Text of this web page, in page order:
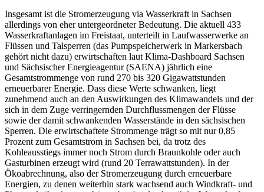
Insgesamt ist die Stromerzeugung via Wasserkraft in Sachsen
allerdings von eher untergeordneter Bedeutung. Die aktuell 433
Wasserkraftanlagen im Freistaat, unterteilt in Laufwasserwerke an
Flüssen und Talsperren (das Pumpspeicherwerk in Markersbach
gehört nicht dazu) erwirtschaften laut Klima-Dashboard Sachsen
und Sächsischer Energieagentur (SAENA) jährlich eine
Gesamtstrommenge von rund 270 bis 320 Gigawattstunden
erneuerbarer Energie. Dass diese Werte schwanken, liegt
zunehmend auch an den Auswirkungen des Klimawandels und der
sich in dem Zuge verringernden Durchflussmengen der Flüsse
sowie der damit schwankenden Wasserstände in den sächsischen
Sperren. Die erwirtschaftete Strommenge trägt so mit nur 0,85
Prozent zum Gesamtstrom in Sachsen bei, da trotz des
Kohleausstiegs immer noch Strom durch Braunkohle oder auch
Gasturbinen erzeugt wird (rund 20 Terrawattstunden). In der
Ökoabrechnung, also der Stromerzeugung durch erneuerbare
Energien, zu denen weiterhin stark wachsend auch Windkraft- und